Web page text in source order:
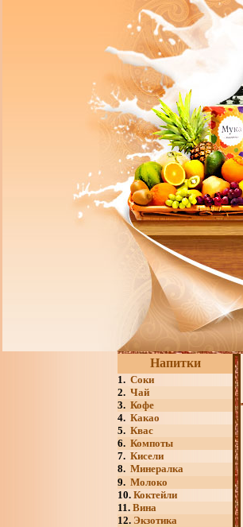
Напитки
1. Соки
2. Чай
3. Кофе
4. Какао
5. Квас
6. Компоты
7. Кисели
8. Минералка
9. Молоко
10. Коктейли
11. Вина
12. Экзотика